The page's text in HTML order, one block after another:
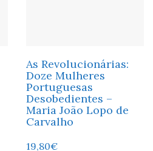
As Revolucionárias:
Doze Mulheres
Portuguesas
Desobedientes –
Maria João Lopo de
Carvalho
19,80€